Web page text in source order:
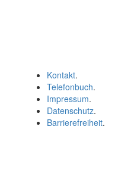
Kontakt.
Telefonbuch.
Impressum.
Datenschutz.
Barrierefreiheit.